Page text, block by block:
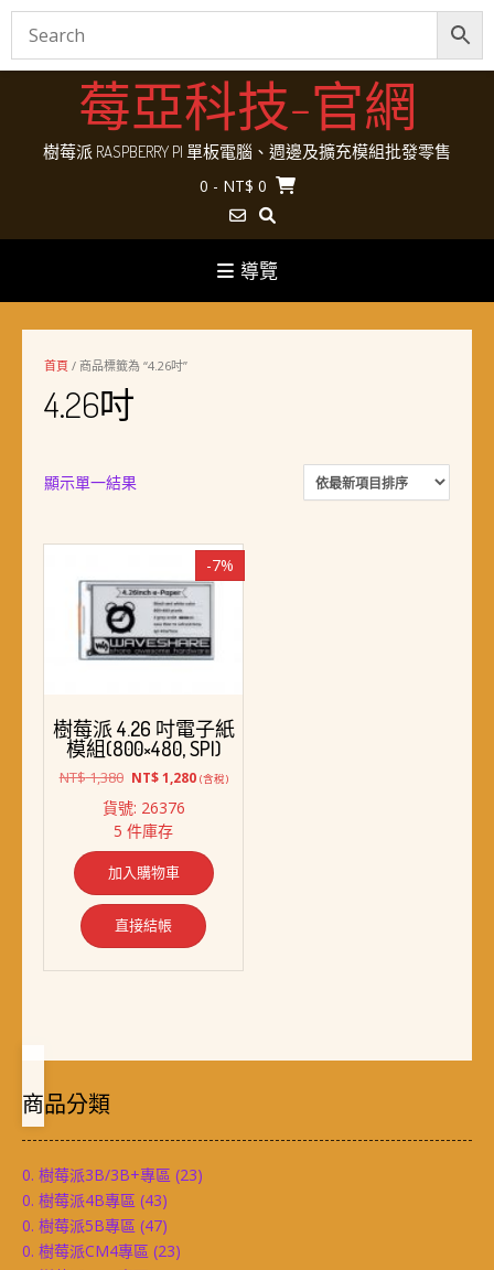
Skip
莓亞科技-官網
樹莓派 RASPBERRY PI 單板電腦、週邊及擴充模組批發零售
0 - NT$ 0
導覽
首頁 / 商品標籤為 “4.26吋”
4.26吋
顯示單一結果
-7%
樹莓派 4.26 吋電子紙
模組(800×480, SPI)
NT$1,380 原
價
格：
NT$ 1,380。
NT$1,280目
NT$ 1,280。
(含稅)
貨號: 26376
5 件庫存
加入購物車
直接結帳
商品分類
0. 樹莓派3B/3B+專區 (23)
0. 樹莓派4B專區 (43)
0. 樹莓派5B專區 (47)
0. 樹莓派CM4專區 (23)